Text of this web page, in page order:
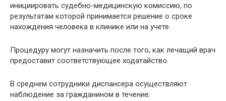
инициировать судебно-медицинскую комиссию, по
результатам которой принимается решение о сроке
нахождения человека в клинике или на учете.
Процедуру могут назначить после того, как лечащий врач
предоставит соответствующее ходатайство.
В среднем сотрудники диспансера осуществляют
наблюдение за гражданином в течение: